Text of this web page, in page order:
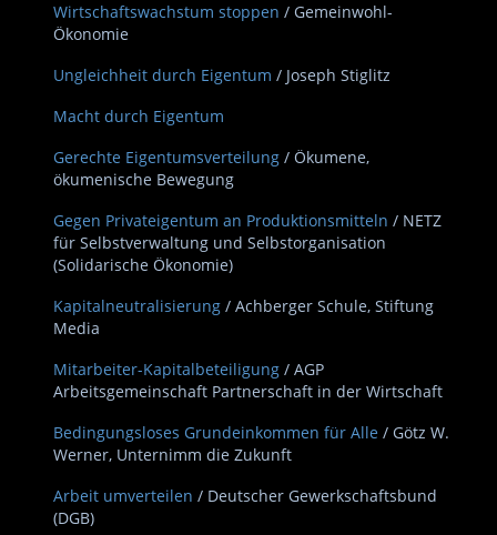
Wirtschaftswachstum stoppen / Gemeinwohl-
Ökonomie
Ungleichheit durch Eigentum / Joseph Stiglitz
Macht durch Eigentum
Gerechte Eigentumsverteilung / Ökumene,
ökumenische Bewegung
Gegen Privateigentum an Produktionsmitteln / NETZ
für Selbstverwaltung und Selbstorganisation
(Solidarische Ökonomie)
Kapitalneutralisierung / Achberger Schule, Stiftung
Media
Mitarbeiter-Kapitalbeteiligung / AGP
Arbeitsgemeinschaft Partnerschaft in der Wirtschaft
Bedingungsloses Grundeinkommen für Alle / Götz W.
Werner, Unternimm die Zukunft
Arbeit umverteilen / Deutscher Gewerkschaftsbund
(DGB)